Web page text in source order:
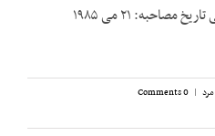
روایت‌کننده: آقای مصطفی لنکرانی تاریخ مصاحبه: ۲۱ می ۱۹۸۵
مرد |
0 Comments